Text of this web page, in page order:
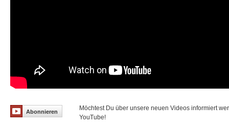
Abonnieren
Möchtest Du über unsere neuen Videos informiert
YouTube!